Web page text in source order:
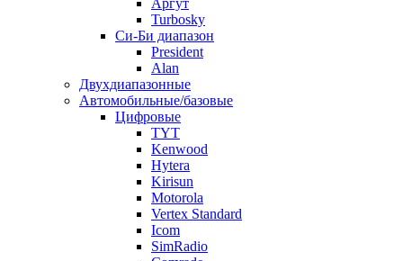
Turbosky
Си-Би диапазон
President
Alan
Двухдиапазонные
Автомобильные/базовые
Цифровые
TYT
Kenwood
Hytera
Kirisun
Motorola
Vertex Standard
Icom
SimRadio